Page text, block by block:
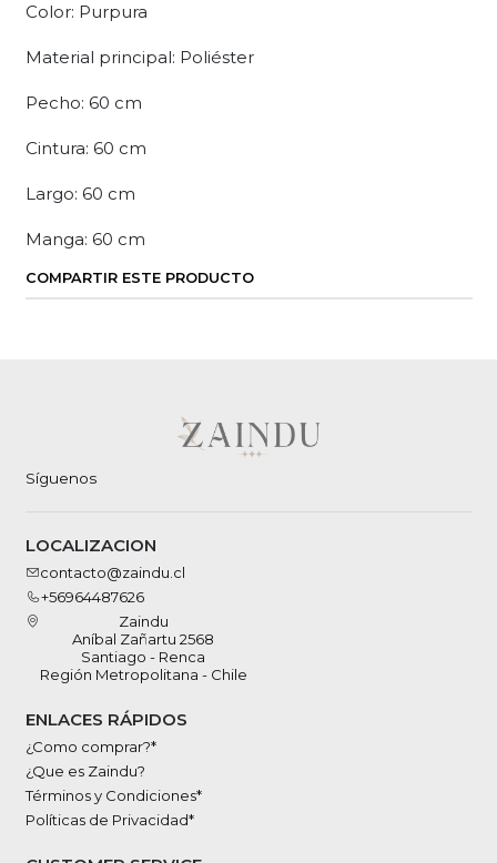
Color: Purpura
Material principal: Poliéster
Pecho: 60 cm
Cintura: 60 cm
Largo: 60 cm
Manga: 60 cm
COMPARTIR ESTE PRODUCTO
Síguenos
LOCALIZACION
contacto@zaindu.cl
+56964487626
Zaindu
Aníbal Zañartu 2568
Santiago - Renca
Región Metropolitana - Chile
ENLACES RÁPIDOS
¿Como comprar?*
¿Que es Zaindu?
Términos y Condiciones*
Políticas de Privacidad*